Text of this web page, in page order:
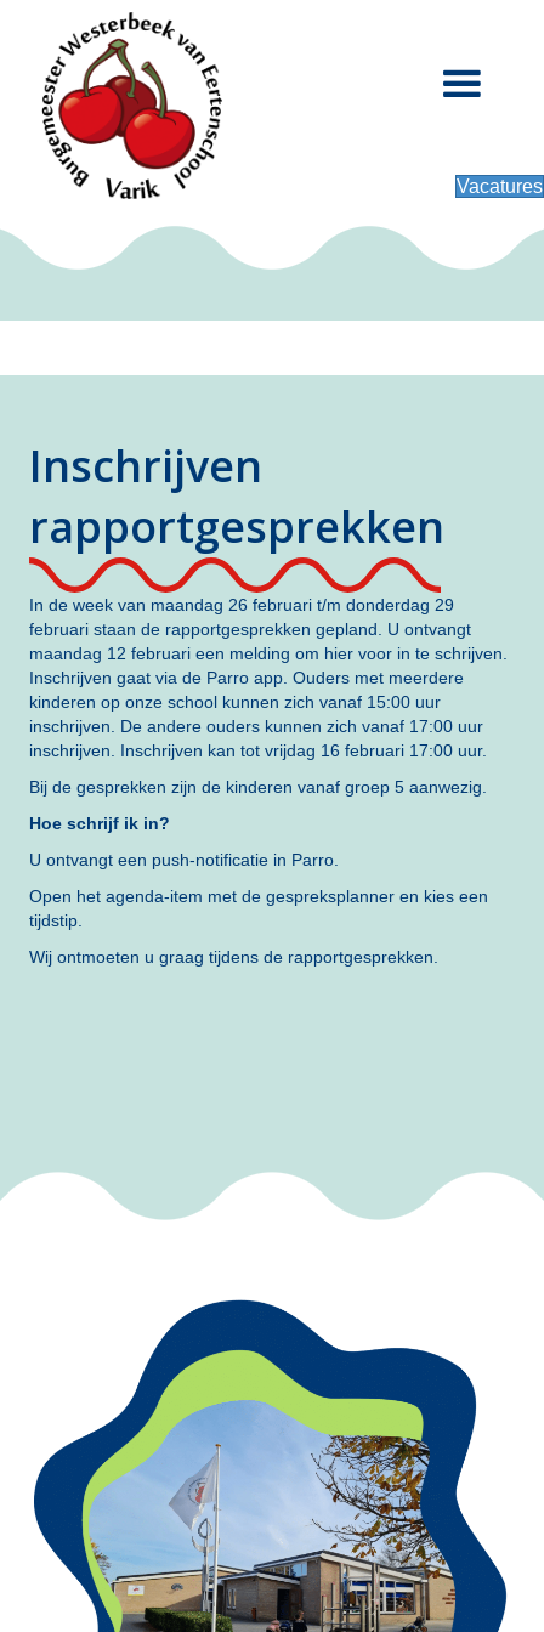
Vacatures
Inschrijven
rapportgesprekken
In de week van maandag 26 februari t/m donderdag 29
februari staan de rapportgesprekken gepland. U ontvangt
maandag 12 februari een melding om hier voor in te schrijven.
Inschrijven gaat via de Parro app. Ouders met meerdere
kinderen op onze school kunnen zich vanaf 15:00 uur
inschrijven. De andere ouders kunnen zich vanaf 17:00 uur
inschrijven. Inschrijven kan tot vrijdag 16 februari 17:00 uur.
Bij de gesprekken zijn de kinderen vanaf groep 5 aanwezig.
Hoe schrijf ik in?
U ontvangt een push-notificatie in Parro.
Open het agenda-item met de gespreksplanner en kies een
tijdstip.
Wij ontmoeten u graag tijdens de rapportgesprekken.